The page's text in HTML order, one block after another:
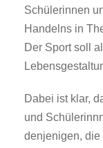
Schülerinnen
Handelns in
Der Sport soll
Dabei ist klar,
und
denjenigen, die